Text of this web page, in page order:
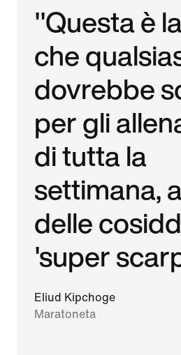
"Questa è
che
dovrebbe
per gli
di tutta la
settimana,
delle
'super
Eliud Kipchoge
Maratoneta